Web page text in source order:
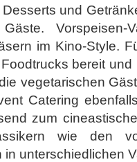
und
Vorspeisen-
im Kino-Style.
bereit
vegetarischen
Catering
zum
wie den
unterschiedlichen